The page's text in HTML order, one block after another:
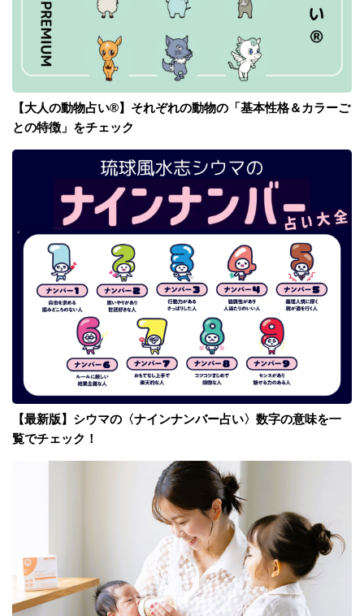
【大人の動物占い®】それぞれの動物の「基本性格＆カラーご
との特徴」をチェック
【最新版】シウマの〈ナインナンバー占い〉数字の意味を一
覧でチェック！